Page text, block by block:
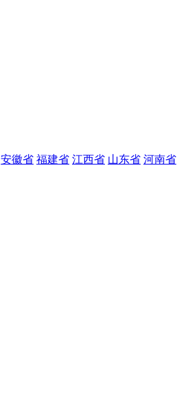
安徽省 福建省 江西省 山东省 河南省